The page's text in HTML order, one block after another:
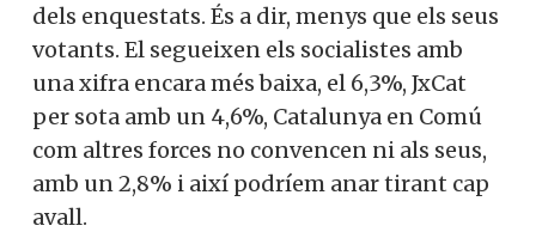
estem considerant. ERC, que apareix en
primera posició, només aporta resposta
per al 9% dels enquestats. És a dir, menys
que els seus votants. El segueixen els
socialistes amb una xifra encara més
baixa, el 6,3%, JxCat per sota amb un 4,6%,
Catalunya en Comú com altres forces no
Vols col·laborar a
Converses a Catalunya?
Et convidem a participar i